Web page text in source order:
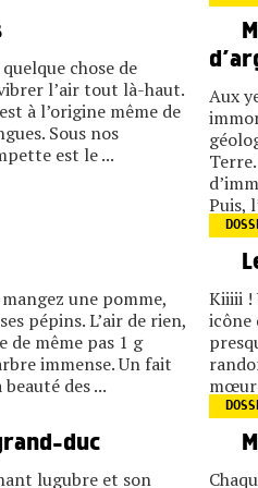
chose de
l’air tout là-haut.
à l’origine même de
Sous nos
est le ...
Aux
Puis,
une pomme,
pépins. L’air de rien,
même pas 1 g
immense. Un fait
des ...
Kiiiii !
icône
duc
lugubre et son